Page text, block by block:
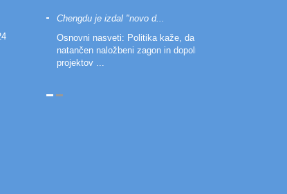
plošč re...
povedala, da je
da je panel do leta 2022
Chengdu je izdal "novo d...
Osnovni nasveti: Politika kaže, da bo poudarila
natančen naložbeni zagon in dopolnila pomanjkanje
projektov ...